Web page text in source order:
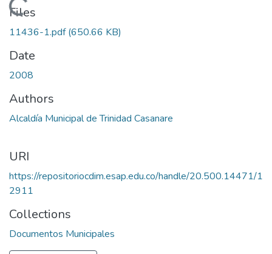
Loading...
Files
11436-1.pdf(650.66 KB)
Date
2008
Authors
Alcaldía Municipal de Trinidad Casanare
URI
https://repositoriocdim.esap.edu.co/handle/20.500.14471/1
2911
Collections
Documentos Municipales